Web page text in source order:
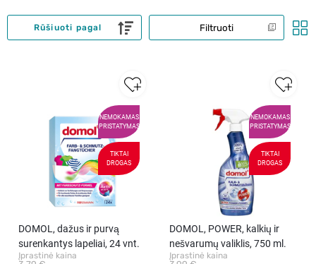
Filtruoti
Rūšiuoti pagal
NEMOKAMAS
PRISTATYMAS
TIKTAI
DROGAS
DOMOL, dažus ir purvą
surenkantys lapeliai, 24 vnt.
Įprastinė kaina
NEMOKAMAS
PRISTATYMAS
TIKTAI
DROGAS
DOMOL, POWER, kalkių ir
nešvarumų valiklis, 750 ml.
Įprastinė kaina